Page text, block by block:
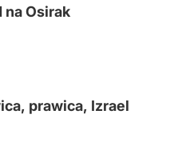
na Osirak
prawica, Izrael